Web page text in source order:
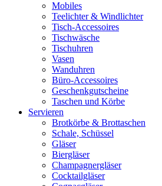
Mobiles
Teelichter & Windlichter
Tisch-Accessoires
Tischwäsche
Tischuhren
Vasen
Wanduhren
Büro-Accessoires
Geschenkgutscheine
Taschen und Körbe
Servieren
Brotkörbe & Brottaschen
Schale, Schüssel
Gläser
Biergläser
Champagnergläser
Cocktailgläser